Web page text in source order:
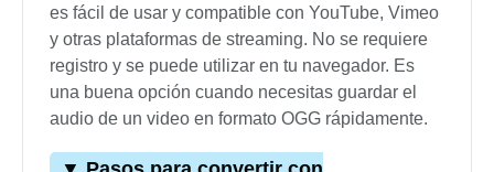
es fácil de usar y compatible con YouTube, Vimeo
y otras plataformas de streaming. No se requiere
registro y se puede utilizar en tu navegador. Es
una buena opción cuando necesitas guardar el
audio de un video en formato OGG rápidamente.